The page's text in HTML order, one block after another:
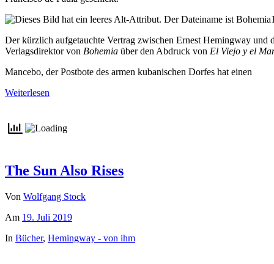
Der kürzlich aufgetauchte Vertrag zwischen Ernest Hemingway und
Verlagsdirektor von Bohemia über den Abdruck von El Viejo y el
Mancebo, der Postbote des armen kubanischen Dorfes hat einen
Weiterlesen
The Sun Also Rises
Von Wolfgang Stock
Am 19. Juli 2019
In Bücher, Hemingway - von ihm